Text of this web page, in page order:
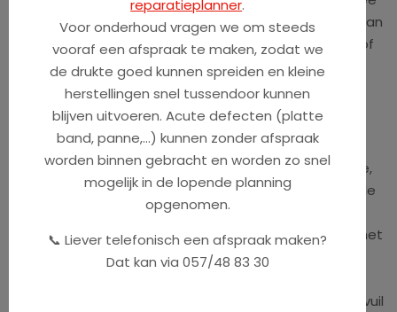
kanten van de krachtige hydraulische velgrem "HS11" van
MAGURA. Je kunt altijd vertrouwen op je remkracht - of
je nu spontaan moet reageren in lastige situaties of
dat de remkracht wordt benodigd bij een afdaling.
Comfort - het sleutelwoord dat het merk VICTORIA
kenmerkt, wordt bij de eTrekking 5.9 zeker niet
verwaarloosd. Het begint met het diepe-instapframe,
die overigens nu in twee kleuren en met gereduceerde
merkletters is ontworpen, en loopt door over de
geveerde SUNTOUR voorvork naar de cockpit, die uit het
CONTEC "comfort bar" stuur en ergonomische Wing-
CURANA spatborden en de gesloten kettingkast, die vuil
reparatieplanner.
Voor onderhoud vragen we om steeds
vooraf een afspraak te maken, zodat we
de drukte goed kunnen spreiden en kleine
herstellingen snel tussendoor kunnen
blijven uitvoeren. Acute defecten (platte
band, panne,...) kunnen zonder afspraak
worden binnen gebracht en worden zo snel
mogelijk in de lopende planning
opgenomen.
📞 Liever telefonisch een afspraak maken?
Dat kan via 057/48 83 30